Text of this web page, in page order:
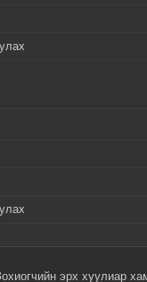
эрх хуулиар